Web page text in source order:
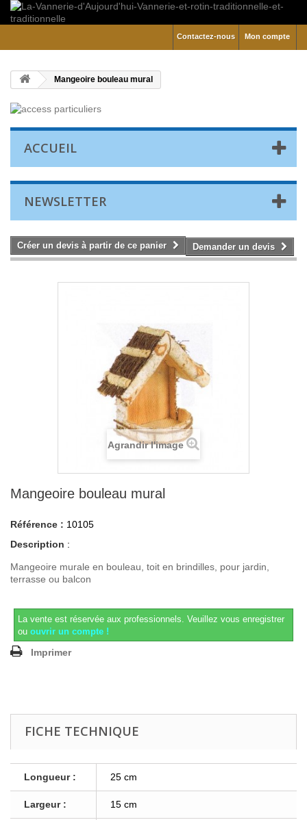
Mon compte
Contactez-nous
Mangeoire bouleau mural
ACCUEIL
NEWSLETTER
Créer un devis à partir de ce panier Demander un devis
Agrandir l'image
Mangeoire bouleau mural
Référence : 10105
Description :
Mangeoire murale en bouleau, toit en brindilles, pour jardin,
terrasse ou balcon
La vente est réservée aux professionnels. Veuillez vous enregistrer
ou ouvrir un compte !
Imprimer
FICHE TECHNIQUE
Longueur : 25 cm
Largeur : 15 cm